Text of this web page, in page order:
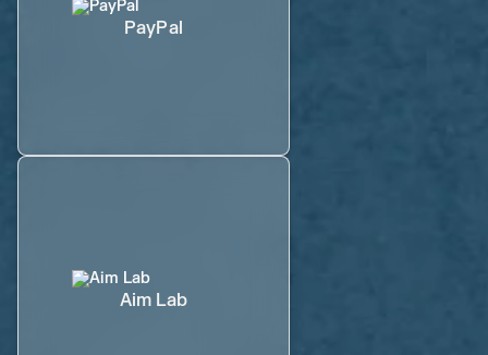
PayPal
Aim Lab